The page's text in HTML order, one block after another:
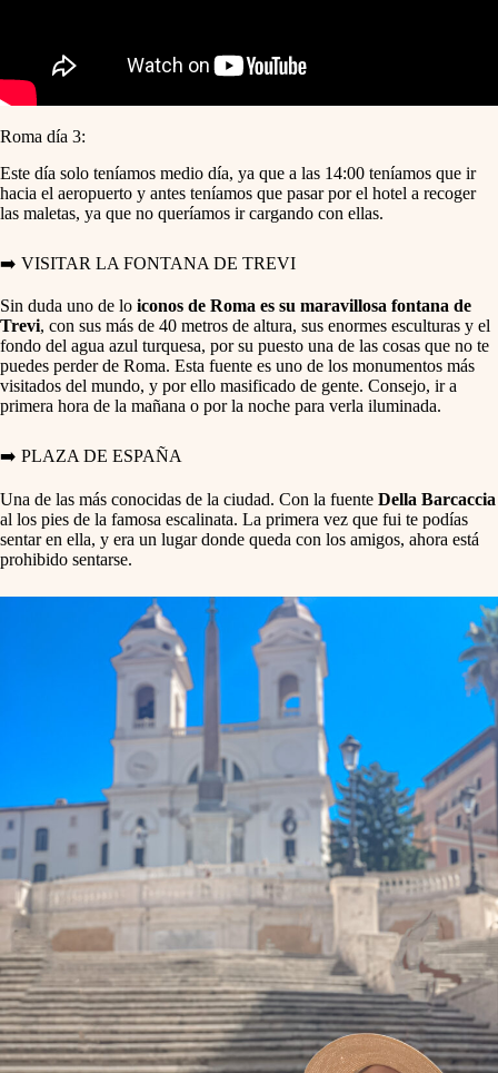
Roma día 3:
Este día solo teníamos medio día, ya que a las 14:00 teníamos que ir
hacia el aeropuerto y antes teníamos que pasar por el hotel a recoger
las maletas, ya que no queríamos ir cargando con ellas.
➡️ VISITAR LA FONTANA DE TREVI
Sin duda uno de lo iconos de Roma es su maravillosa fontana de
Trevi, con sus más de 40 metros de altura, sus enormes esculturas y el
fondo del agua azul turquesa, por su puesto una de las cosas que no te
puedes perder de Roma. Esta fuente es uno de los monumentos más
visitados del mundo, y por ello masificado de gente. Consejo, ir a
primera hora de la mañana o por la noche para verla iluminada.
➡️ PLAZA DE ESPAÑA
Una de las más conocidas de la ciudad. Con la fuente Della Barcaccia
al los pies de la famosa escalinata. La primera vez que fui te podías
sentar en ella, y era un lugar donde queda con los amigos, ahora está
prohibido sentarse.